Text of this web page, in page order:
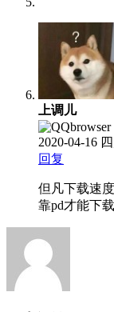
上调儿
2020-04-16
回复
但凡下载速
靠pd才能下